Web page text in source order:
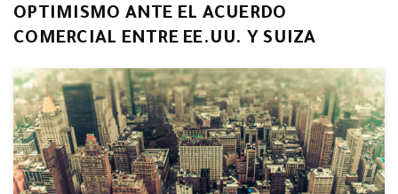
OPTIMISMO ANTE EL ACUERDO
COMERCIAL ENTRE EE.UU. Y SUIZA